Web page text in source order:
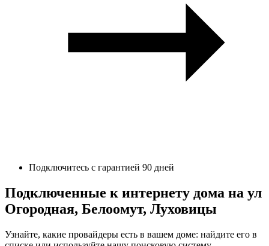
Подключитесь с гарантией 90 дней
Подключенные к интернету дома на ул
Огородная, Белоомут, Луховицы
Узнайте, какие провайдеры есть в вашем доме: найдите его в